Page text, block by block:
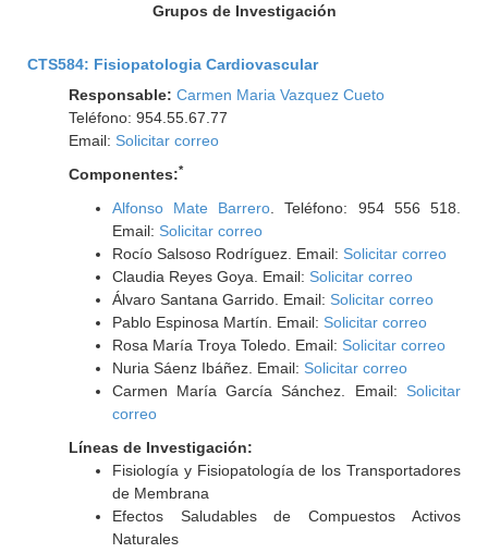
Grupos de Investigación
CTS584: Fisiopatologia Cardiovascular
Responsable: Carmen Maria Vazquez Cueto
Teléfono: 954.55.67.77
Email: Solicitar correo
Componentes:*
Alfonso Mate Barrero . Teléfono: 954 556 518.
Email: Solicitar correo
Rocío Salsoso Rodríguez. Email: Solicitar correo
Claudia Reyes Goya. Email: Solicitar correo
Álvaro Santana Garrido. Email: Solicitar correo
Pablo Espinosa Martín. Email: Solicitar correo
Rosa María Troya Toledo. Email: Solicitar correo
Nuria Sáenz Ibáñez. Email: Solicitar correo
Carmen María García Sánchez. Email: Solicitar
correo
Líneas de Investigación:
Fisiología y Fisiopatología de los Transportadores
de Membrana
Efectos Saludables de Compuestos Activos
Naturales